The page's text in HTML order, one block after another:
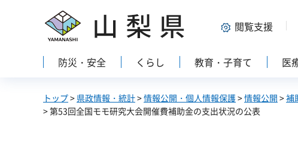
山梨県 閲覧支援
防災・安全 くらし 教育・子育て 医
トップ> 県政情報・統計>情報公開・個人情報保護>情報公開 >補
> 第53回全国モモ研究大会開催費補助金の支出状況の公表